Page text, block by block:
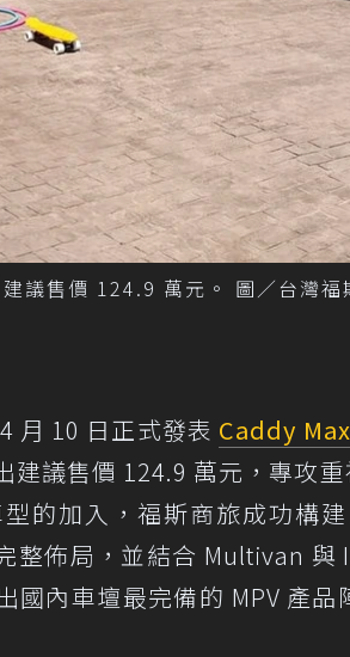
議售價 124.9 萬元。 圖／台灣福
月 10 日正式發表 Caddy
建議售價 124.9 萬元，專攻
的加入，福斯商旅成功構
整佈局，並結合 Multivan 與
國內車壇最完備的 MPV 產